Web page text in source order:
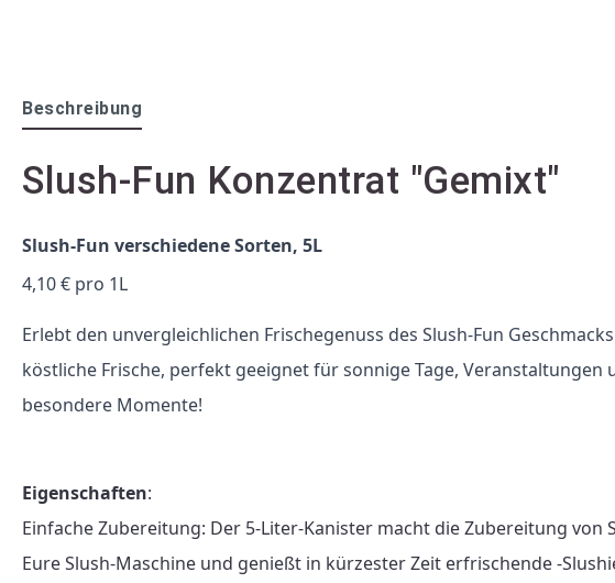
Beschreibung
Slush-Fun Konzentrat "Gemixt"
Slush-Fun verschiedene Sorten, 5L
4,10 € pro 1L
Erlebt den unvergleichlichen Frischegenuss des Slush-Fun
köstliche Frische, perfekt geeignet für sonnige Tage,
besondere Momente!
Eigenschaften:
Einfache Zubereitung: Der 5-Liter-Kanister macht die Zubereitung
Eure Slush-Maschine und genießt in kürzester Zeit erfrischende -